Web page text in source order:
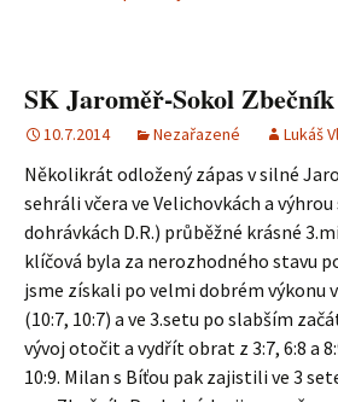
SK Jaroměř-Sokol
10.7.2014 Nezařazené Lukáš
Několikrát odložený zápas v silné
sehráli včera ve Velichovkách a
dohrávkách D.R.) průběžné krásné
klíčová byla za nerozhodného stavu
jsme získali po velmi dobrém výkonu
(10:7, 10:7) a ve 3.setu po slabším
vývoj otočit a vydřít obrat z 3:7, 6:8 a
10:9. Milan s Bíťou pak zajistili ve 3